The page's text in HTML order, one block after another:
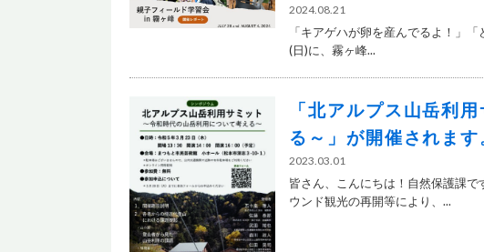
2024.08.21
「キアゲハが卵を産んでるよ！」
(日)に、霧ヶ峰...
「北アルプス山岳利
る～」が開催されま
2023.03.01
皆さん、こんにちは！自然保護課
ウンド観光の再開等により、...